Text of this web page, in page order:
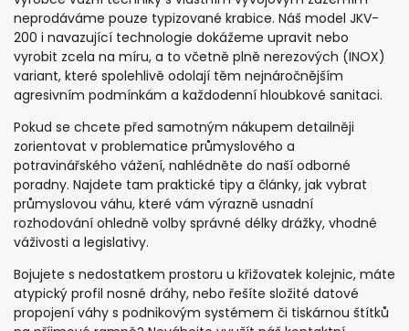
neprodáváme pouze typizované krabice. Náš model JKV-
200 i navazující technologie dokážeme upravit nebo
vyrobit zcela na míru, a to včetně plně nerezových (INOX)
variant, které spolehlivě odolají těm nejnáročnějším
agresivním podmínkám a každodenní hloubkové sanitaci.
Pokud se chcete před samotným nákupem detailněji
zorientovat v problematice průmyslového a
potravinářského vážení, nahlédněte do naší odborné
poradny. Najdete tam praktické tipy a články, jak vybrat
průmyslovou váhu, které vám výrazně usnadní
rozhodování ohledně volby správné délky drážky, vhodné
váživosti a legislativy.
Bojujete s nedostatkem prostoru u křižovatek kolejnic, máte
atypický profil nosné dráhy, nebo řešíte složité datové
propojení váhy s podnikovým systémem či tiskárnou štítků